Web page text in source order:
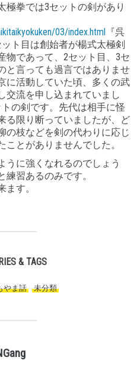
拳では3セットの剣があり
03/index.html 『呉
ト目は創始者が楊式太極剣
物であって、2セット目、3セ
と言っても過言ではありませ
に活動していた頃、多くの武
交流を申し込まれていまし
の剣です。先代は相手に怪
る限り断っていましたが、ど
の枝などを剣の代わりに応じ
とがありませんでした。
に強くなれるのでしょう
習あるのみです。
す。
& TAGS
やま話 未分類